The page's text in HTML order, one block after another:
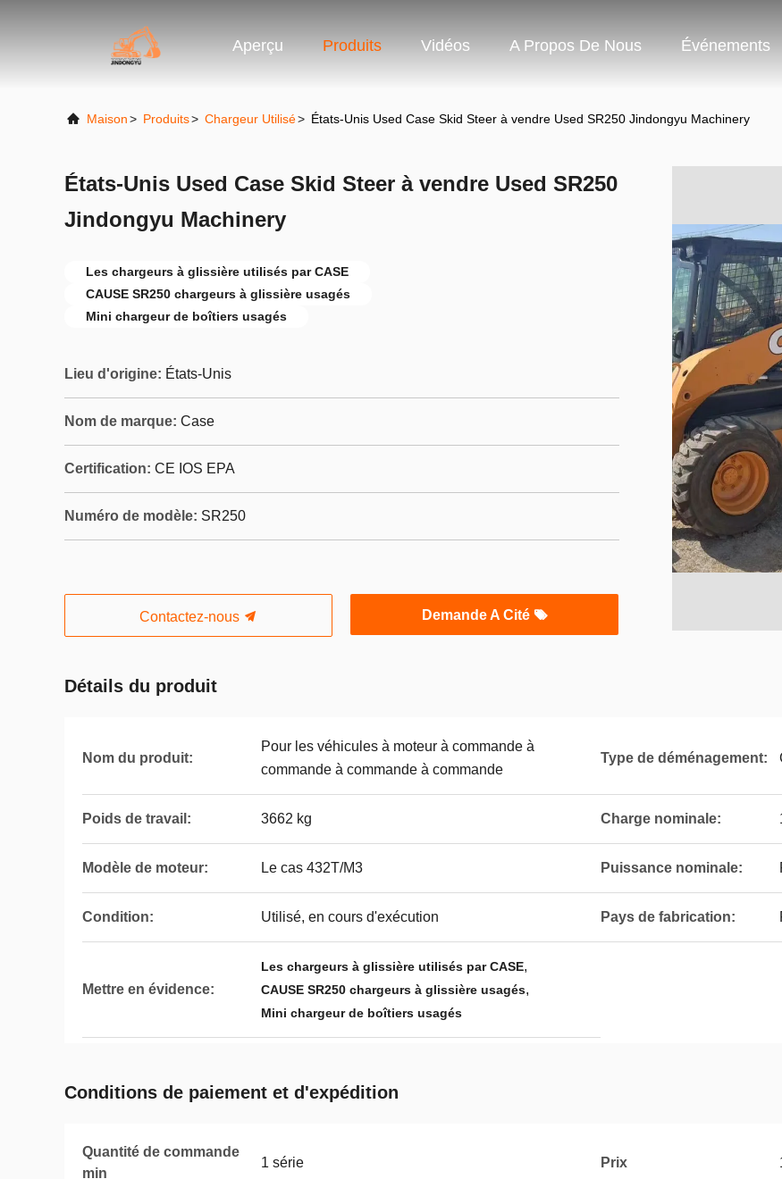
Aperçu Produits Vidéos A Propos De Nous Événements
Maison> Produits> Chargeur Utilisé> États-Unis Used Case Skid Steer à vendre Used SR250 Jindongyu Machinery
États-Unis Used Case Skid Steer à vendre Used SR250
Jindongyu Machinery
Les chargeurs à glissière utilisés par CASE
CAUSE SR250 chargeurs à glissière usagés
Mini chargeur de boîtiers usagés
Lieu d'origine: États-Unis
Nom de marque: Case
Certification: CE IOS EPA
Numéro de modèle: SR250
Contactez-nous Demande A Cité
Détails du produit
Nom du produit:
Pour les véhicules à moteur à commande à
commande à commande à commande
Type de déménagement:
Poids de travail: 3662 kg Charge nominale:
Modèle de moteur: Le cas 432T/M3 Puissance nominale:
Condition: Utilisé, en cours d'exécution Pays de fabrication:
Mettre en évidence:
Les chargeurs à glissière utilisés par CASE,
CAUSE SR250 chargeurs à glissière usagés,
Mini chargeur de boîtiers usagés
Conditions de paiement et d'expédition
Quantité de commande
min
1 série Prix